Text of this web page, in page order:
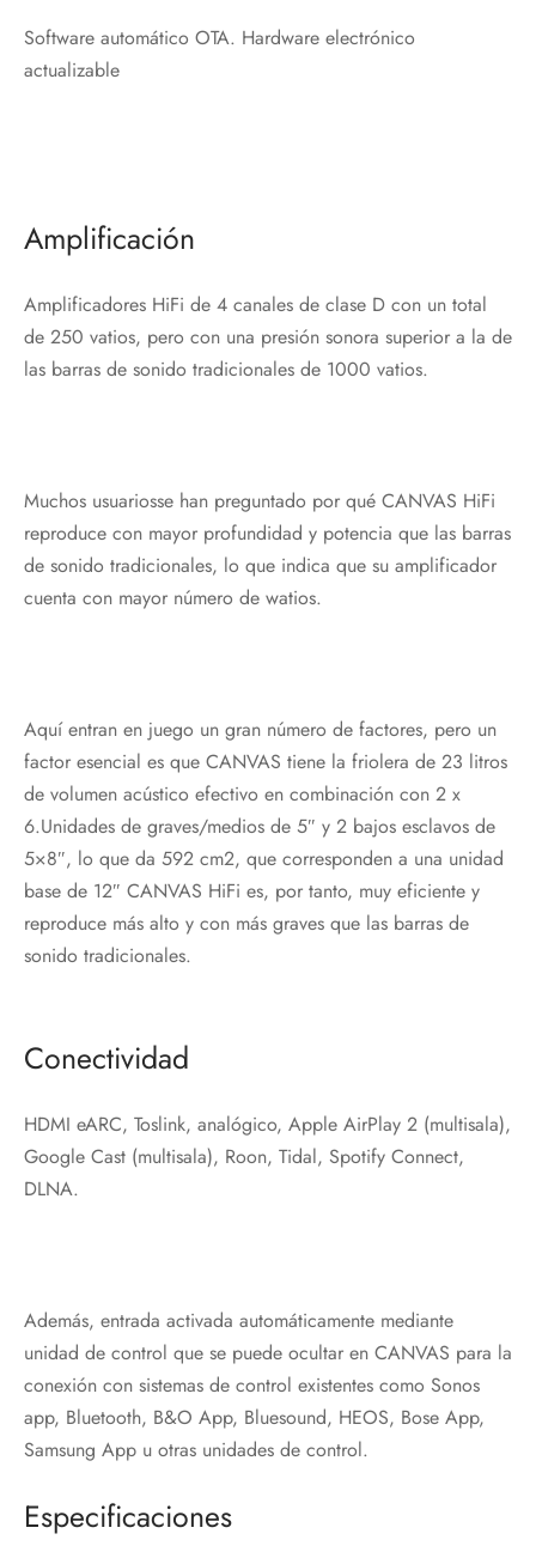
Software automático OTA. Hardware electrónico
actualizable
Amplificación
Amplificadores HiFi de 4 canales de clase D con un total
de 250 vatios, pero con una presión sonora superior a la de
las barras de sonido tradicionales de 1000 vatios.
Muchos usuariosse han preguntado por qué CANVAS HiFi
reproduce con mayor profundidad y potencia que las barras
de sonido tradicionales, lo que indica que su amplificador
cuenta con mayor número de watios.
Aquí entran en juego un gran número de factores, pero un
factor esencial es que CANVAS tiene la friolera de 23 litros
de volumen acústico efectivo en combinación con 2 x
6.Unidades de graves/medios de 5″ y 2 bajos esclavos de
5×8″, lo que da 592 cm2, que corresponden a una unidad
base de 12″ CANVAS HiFi es, por tanto, muy eficiente y
reproduce más alto y con más graves que las barras de
sonido tradicionales.
Conectividad
HDMI eARC, Toslink, analógico, Apple AirPlay 2 (multisala),
Google Cast (multisala), Roon, Tidal, Spotify Connect,
DLNA.
Además, entrada activada automáticamente mediante
unidad de control que se puede ocultar en CANVAS para la
conexión con sistemas de control existentes como Sonos
app, Bluetooth, B&O App, Bluesound, HEOS, Bose App,
Samsung App u otras unidades de control.
Especificaciones